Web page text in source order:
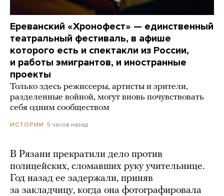
Ереванский «Хронофест» — единственный
театральный фестиваль, в афише
которого есть и спектакли из России,
и работы эмигрантов, и иностранные
проекты
Только здесь режиссеры, артисты и зрители,
разделенные войной, могут вновь почувствовать
себя одним сообществом
ИСТОРИИ 5 часов назад
В Рязани прекратили дело против
полицейских, сломавших руку учительнице.
Год назад ее задержали, приняв
за закладчицу, когда она фотографировала